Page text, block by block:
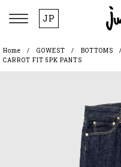
JP
Home GOWEST BOTTOMS
CARROT FIT 5PK PANTS